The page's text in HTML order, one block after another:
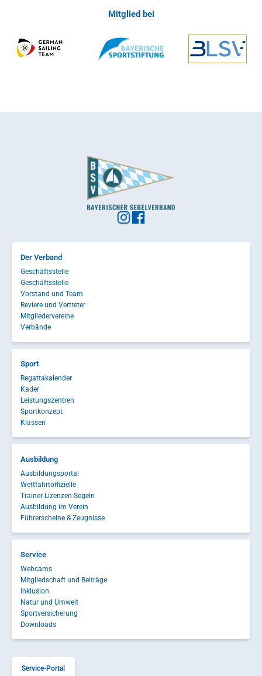
Mitglied bei
Der Verband
Geschäftsstelle
Geschäftsstelle
Vorstand und Team
Reviere und Vertreter
Mitgliedervereine
Verbände
Sport
Regattakalender
Kader
Leistungszentren
Sportkonzept
Klassen
Ausbildung
Ausbildungsportal
Wettfahrtoffizielle
Trainer-Lizenzen Segeln
Ausbildung im Verein
Führerscheine & Zeugnisse
Service
Webcams
Mitgliedschaft und Beiträge
Inklusion
Natur und Umwelt
Sportversicherung
Downloads
Service-Portal